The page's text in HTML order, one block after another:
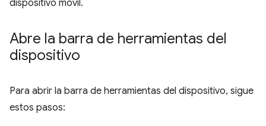
dispositivo móvil.
Abre la barra de herramientas del
dispositivo
Para abrir la barra de herramientas del dispositivo, sigue
estos pasos: